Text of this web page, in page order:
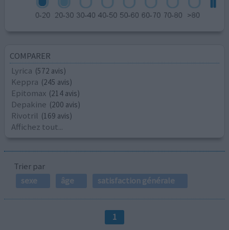
COMPARER
Lyrica (572 avis)
Keppra (245 avis)
Epitomax (214 avis)
Depakine (200 avis)
Rivotril (169 avis)
Affichez tout...
Trier par
sexe
âge satisfaction générale
1